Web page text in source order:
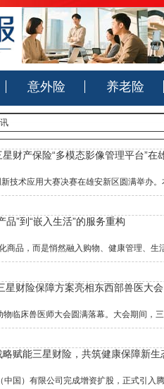
意外险 养老险
财产保险“多模态影像管理平台”
术应用大赛决赛在雄安新区圆满举办。
”到“嵌入生活”的服务重构
商品，而是悄然融入购物、健康管理、
星财险保障方案亮相东西部兽医大会
临床兽医师大会圆满落幕。大会期间，
赋能三星财险，共筑健康保障新生
中国）有限公司完成增资扩股，正式引